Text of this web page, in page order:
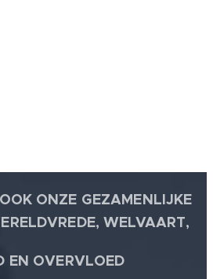
ONZE GEZAMENLIJKE
WELVAART,
EN OVERVLOED